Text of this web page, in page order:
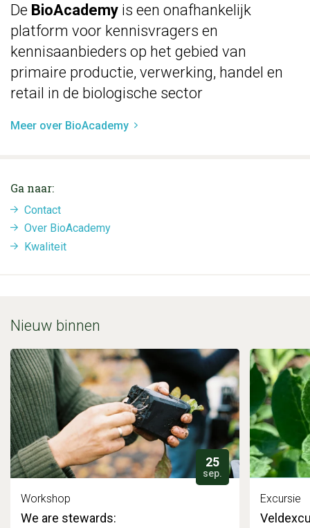
De BioAcademy is een onafhankelijk
platform voor kennisvragers en
kennisaanbieders op het gebied van
primaire productie, verwerking, handel en
retail in de biologische sector
Meer over BioAcademy
Ga naar:
Contact
Over BioAcademy
Kwaliteit
Nieuw binnen
25
sep.
Workshop
We are stewards:
Excursie